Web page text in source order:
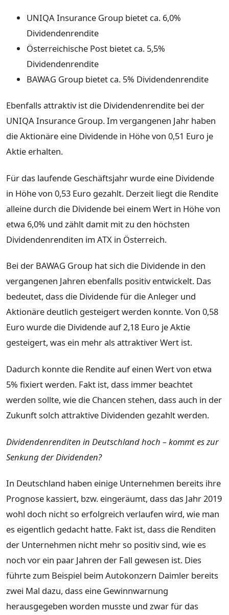
UNIQA Insurance Group bietet ca. 6,0%
Dividendenrendite
Österreichische Post bietet ca. 5,5%
Dividendenrendite
BAWAG Group bietet ca. 5% Dividendenrendite
Ebenfalls attraktiv ist die Dividendenrendite bei der
UNIQA Insurance Group. Im vergangenen Jahr haben
die Aktionäre eine Dividende in Höhe von 0,51 Euro je
Aktie erhalten.
Für das laufende Geschäftsjahr wurde eine Dividende
in Höhe von 0,53 Euro gezahlt. Derzeit liegt die Rendite
alleine durch die Dividende bei einem Wert in Höhe von
etwa 6,0% und zählt damit mit zu den höchsten
Dividendenrenditen im ATX in Österreich.
Bei der BAWAG Group hat sich die Dividende in den
vergangenen Jahren ebenfalls positiv entwickelt. Das
bedeutet, dass die Dividende für die Anleger und
Aktionäre deutlich gesteigert werden konnte. Von 0,58
Euro wurde die Dividende auf 2,18 Euro je Aktie
gesteigert, was ein mehr als attraktiver Wert ist.
Dadurch konnte die Rendite auf einen Wert von etwa
5% fixiert werden. Fakt ist, dass immer beachtet
werden sollte, wie die Chancen stehen, dass auch in der
Zukunft solch attraktive Dividenden gezahlt werden.
Dividendenrenditen in Deutschland hoch – kommt es zur
Senkung der Dividenden?
In Deutschland haben einige Unternehmen bereits ihre
Prognose kassiert, bzw. eingeräumt, dass das Jahr 2019
wohl doch nicht so erfolgreich verlaufen wird, wie man
es eigentlich gedacht hatte. Fakt ist, dass die Renditen
der Unternehmen nicht mehr so positiv sind, wie es
noch vor ein paar Jahren der Fall gewesen ist. Dies
führte zum Beispiel beim Autokonzern Daimler bereits
zwei Mal dazu, dass eine Gewinnwarnung
herausgegeben worden musste und zwar für das